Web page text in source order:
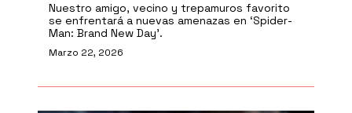
Nuestro amigo, vecino y trepamuros favorito
se enfrentará a nuevas amenazas en ‘Spider-
Man: Brand New Day’.
Marzo 22, 2026